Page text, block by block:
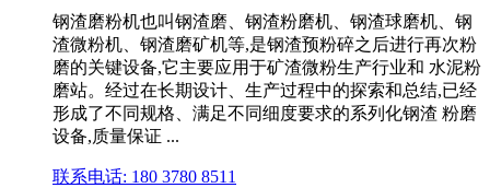
钢渣磨粉机也叫钢渣磨、钢渣粉磨机、钢渣球磨机、钢
渣微粉机、钢渣磨矿机等,是钢渣预粉碎之后进行再次粉
磨的关键设备,它主要应用于矿渣微粉生产行业和 水泥粉
磨站。经过在长期设计、生产过程中的探索和总结,已经
形成了不同规格、满足不同细度要求的系列化钢渣 粉磨
设备,质量保证 ...
联系电话: 180 3780 8511